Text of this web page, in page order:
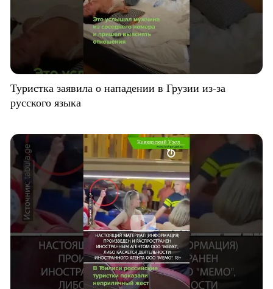
Туристка заявила о нападении в Грузии из-за
русского языка